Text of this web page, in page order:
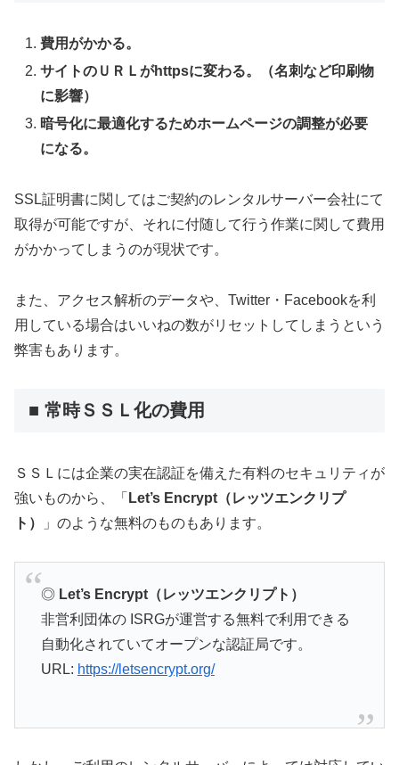
費用がかかる。
サイトのＵＲＬがhttpsに変わる。（名刺など印刷物
に影響）
暗号化に最適化するためホームページの調整が必要
になる。
SSL証明書に関してはご契約のレンタルサーバー会社にて
取得が可能ですが、それに付随して行う作業に関して費用
がかかってしまうのが現状です。
また、アクセス解析のデータや、Twitter・Facebookを利
用している場合はいいねの数がリセットしてしまうという
弊害もあります。
■ 常時ＳＳＬ化の費用
ＳＳＬには企業の実在認証を備えた有料のセキュリティが
強いものから、「 Let’s Encrypt（レッツエンクリプ
ト）
」のような無料のものもあります。
◎ Let’s Encrypt（レッツエンクリプト）
非営利団体の ISRGが運営する無料で利用できる
自動化されていてオープンな認証局です。
URL: https://letsencrypt.org/